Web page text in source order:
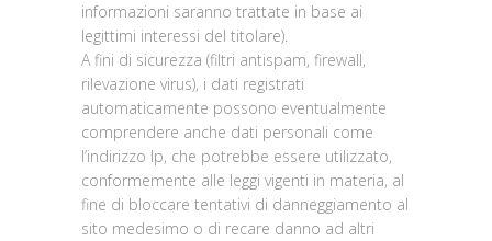
informazioni saranno trattate in base ai
legittimi interessi del titolare).
A fini di sicurezza (filtri antispam, firewall,
rilevazione virus), i dati registrati
automaticamente possono eventualmente
comprendere anche dati personali come
l’indirizzo Ip, che potrebbe essere utilizzato,
conformemente alle leggi vigenti in materia, al
fine di bloccare tentativi di danneggiamento al
sito medesimo o di recare danno ad altri